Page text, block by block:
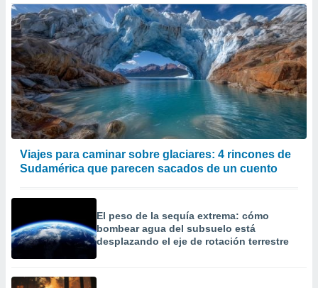
Viajes para caminar sobre glaciares: 4 rincones de
Sudamérica que parecen sacados de un cuento
El peso de la sequía extrema: cómo
bombear agua del subsuelo está
desplazando el eje de rotación terrestre